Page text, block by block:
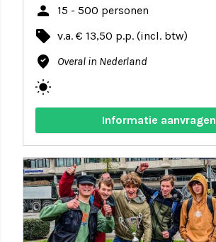
person 15 - 500 personen
local_offer v.a. € 13,50 p.p. (incl. btw)
where_to_vote Overal in Nederland
wb_sunny
Informatie aanvragen